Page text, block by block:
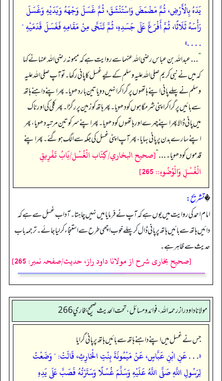
يَدَهُ بِالْأَرْضِ، ثُمَّ مَضْمَضَ وَاسْتَنْشَقَ، ثُمَّ غَسَلَ وَجْهَهُ وَيَدَيْهِ وَغَسَلَ
رَأْسَهُ ثَلَاثًا، ثُمَّ أَفْرَغَ عَلَى جَسَدِهِ، ثُمَّ تَنَحَّى مِنْ مَقَامِهِ فَغَسَلَ قَدَمَيْهِ "
. . . .»
”. . . عبداللہ بن عباس رضی اللہ عنہما سے روایت ہے کہ میمونہ رضی اللہ عنہا نے کہا
کہ میں نے نبی کریم صلی اللہ علیہ وسلم کے لیے غسل کا پانی رکھا۔ تو آپ صلی اللہ علیہ
وسلم نے پہلے پانی اپنے ہاتھوں پر گرا کر انہیں دو یا تین بار دھویا۔ پھر اپنے داہنے ہاتھ
سے بائیں پر گرا کر اپنی شرمگاہوں کو دھویا۔ پھر ہاتھ کو زمین پر رگڑا۔ پھر کلی کی اور ناک
میں پانی ڈالا پھر اپنے چہرے اور ہاتھوں کو دھویا۔ پھر اپنے سر کو تین مرتبہ دھویا، پھر
اپنے سارے بدن پر پانی بہایا، پھر آپ اپنی غسل کی جگہ سے الگ ہو گئے۔ پھر اپنے
قدموں کو دھویا۔ . . .“[صحيح البخاري/كِتَاب الْغُسْل/بَابُ تَفْرِيقِ
الْغُسْلِ وَالْوُضُوءِ:: 265]
�تشریح:
امام احمد کی روایت میں یوں ہے کہ آپ نے فرمایا میں نہیں چاہتا۔ آداب غسل سے ہے کہ
دائیں ہاتھ سے بائیں ہاتھ پر پانی ڈال کر پہلے خوب اچھی طرح سے استنجاء کر لیا جائے۔ ترجمہ باب
حدیث سے ظاہر ہے۔
[صحیح بخاری شرح از مولانا داود راز، حدیث/صفحہ نمبر: 265]
مولانا داود راز رحمه الله، فوائد و مسائل، تحت الحديث صحيح بخاري 266
جس نے غسل میں اپنے داہنے ہاتھ سے بائیں ہاتھ پر پانی گرایا
«. . . عَنِ ابْنِ عَبَّاسٍ، عَنْ مَيْمُونَةَ بِنْتِ الْحَارِثِ، قَالَتْ: " وَضَعْتُ
لِرَسُولِ اللَّهِ صَلَّى اللَّهُ عَلَيْهِ وَسَلَّمَ غُسْلًا وَسَتَرْتُهُ فَصَبَّ عَلَى يَدِهِ